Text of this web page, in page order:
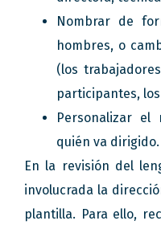
Nombrar de
hombres, o
(los
participantes,
Personalizar el
quién va dirigido.
En la revisión del
involucrada la
plantilla. Para ello,